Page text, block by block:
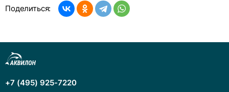
Поделиться:
+7 (495) 925-7220